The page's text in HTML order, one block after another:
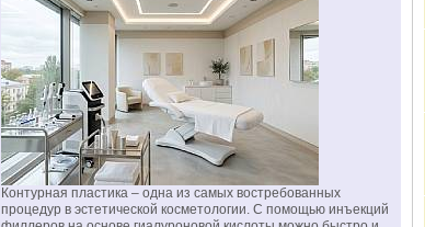
Контурная пластика – одна из самых востребованных
процедур в эстетической косметологии. С помощью инъекций